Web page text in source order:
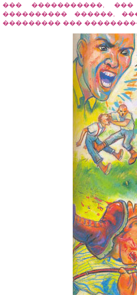
��� �����������,
���������� ������,
��������� ���